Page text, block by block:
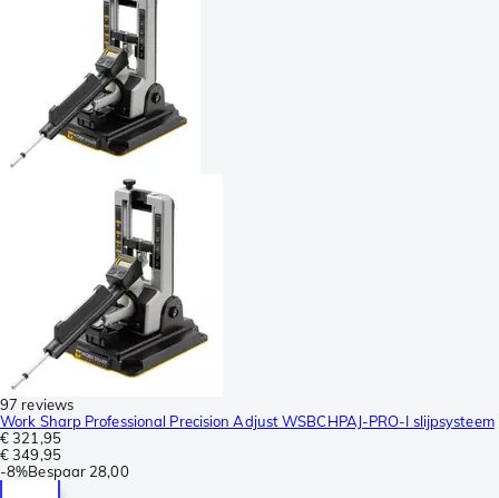
97 reviews
Work Sharp Professional Precision Adjust WSBCHPAJ-PRO-I slijpsysteem
€ 321,95
€ 349,95
-8%Bespaar 28,00